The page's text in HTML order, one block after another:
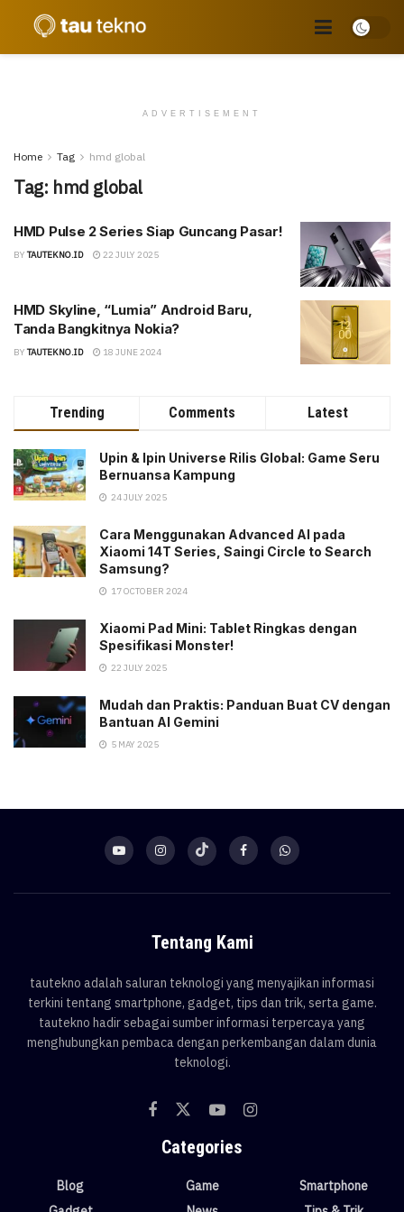
ADVERTISEMENT
Home Tag hmd global
Tag: hmd global
HMD Pulse 2 Series Siap Guncang Pasar!
BY TAUTEKNO.ID 22 JULY 2025
HMD Skyline, “Lumia” Android Baru,
Tanda Bangkitnya Nokia?
BY TAUTEKNO.ID 18 JUNE 2024
Trending Comments Latest
Upin & Ipin Universe Rilis Global: Game Seru
Bernuansa Kampung
24 JULY 2025
Cara Menggunakan Advanced AI pada
Xiaomi 14T Series, Saingi Circle to Search
Samsung?
17 OCTOBER 2024
Xiaomi Pad Mini: Tablet Ringkas dengan
Spesifikasi Monster!
22 JULY 2025
Mudah dan Praktis: Panduan Buat CV dengan
Bantuan AI Gemini
5 MAY 2025
Tentang Kami
tautekno adalah saluran teknologi yang menyajikan informasi
terkini tentang smartphone, gadget, tips dan trik, serta game.
tautekno hadir sebagai sumber informasi terpercaya yang
menghubungkan pembaca dengan perkembangan dalam dunia
teknologi.
Categories
Blog
Game
Smartphone